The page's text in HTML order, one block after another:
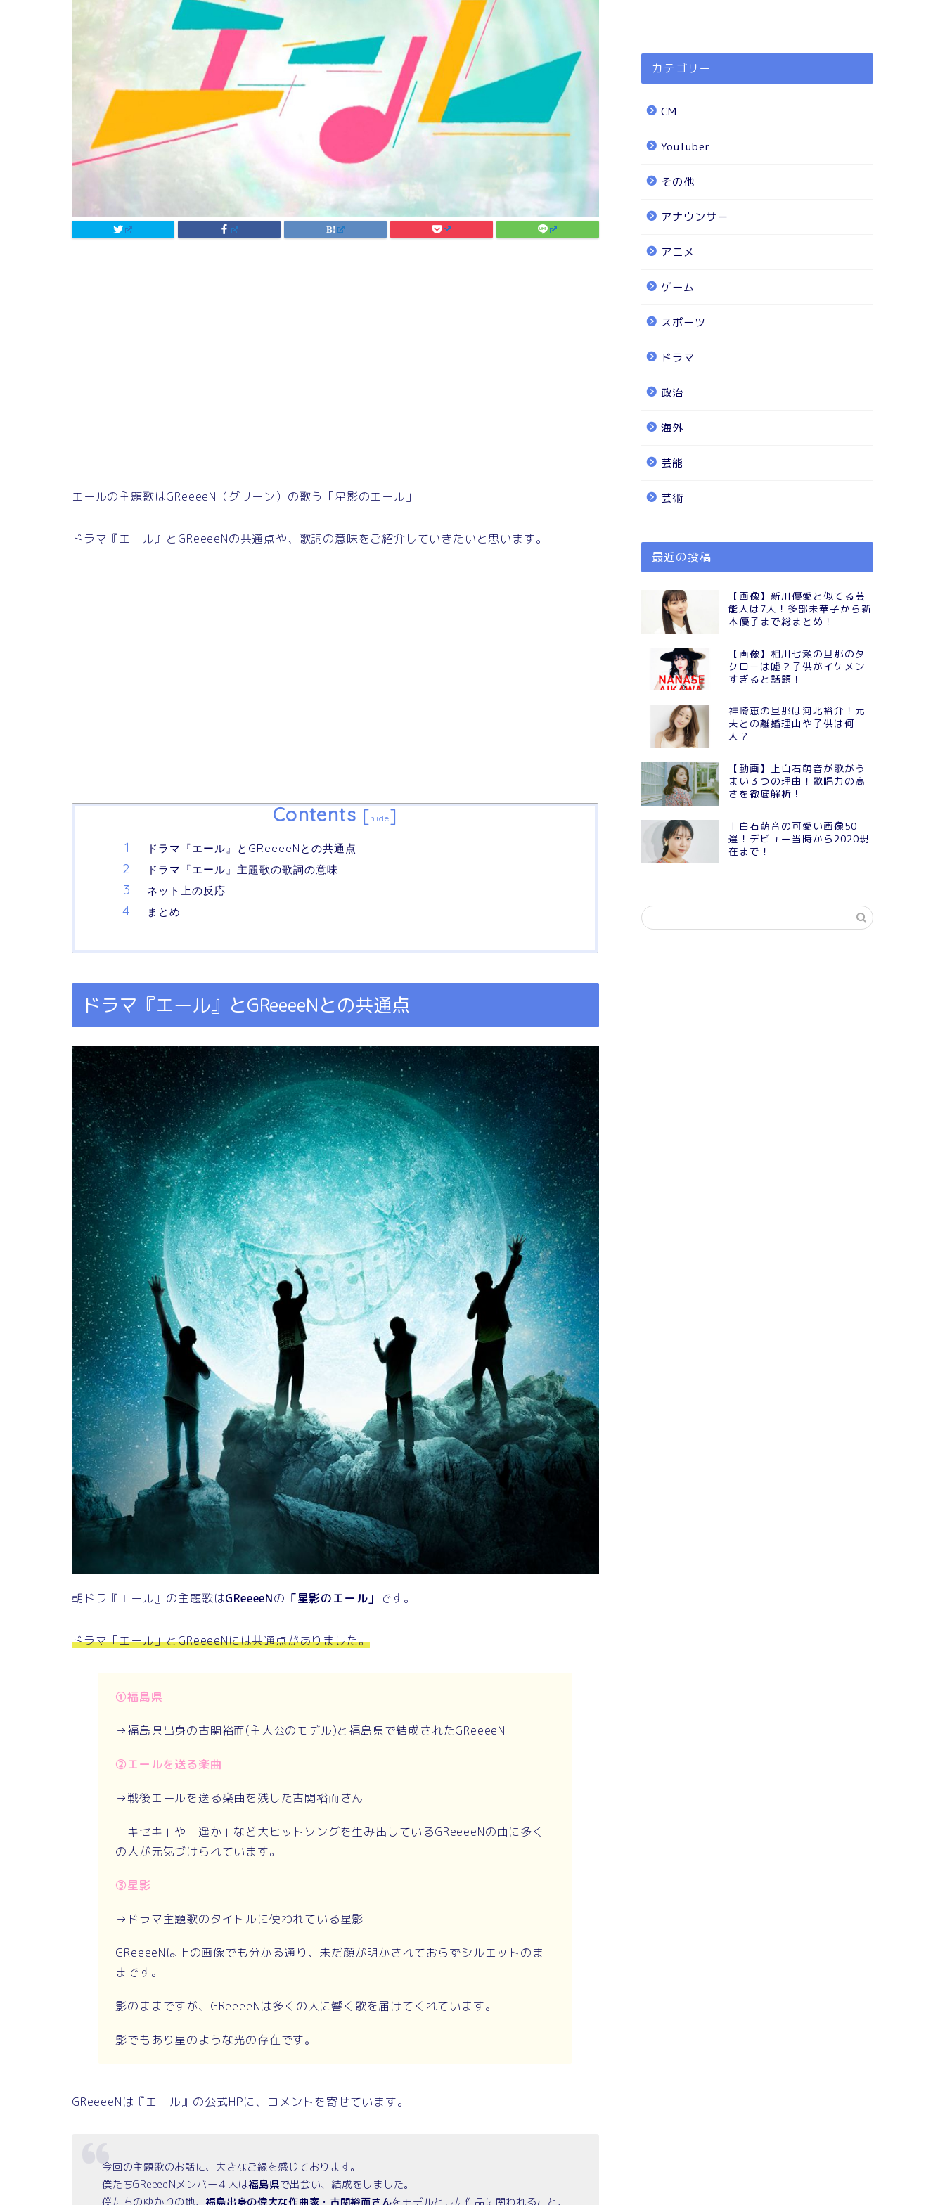
エールの主題歌はGReeeeN（グリーン）の歌う「星影のエール」
ドラマ『エール』とGReeeeNの共通点や、歌詞の意味をご紹介していきたいと思います。
Contents [hide]
ドラマ『エール』とGReeeeNとの共通点
ドラマ『エール』主題歌の歌詞の意味
ネット上の反応
まとめ
ドラマ『エール』とGReeeeNとの共通点
朝ドラ『エール』の主題歌はGReeeeNの 「星影のエール」 です。
ドラマ「エール」とGReeeeNには共通点がありました。
①福島県
→福島県出身の古関裕而(主人公のモデル)と福島県で結成されたGReeeeN
②エールを送る楽曲
→戦後エールを送る楽曲を残した古関裕而さん
「キセキ」や「遥か」など大ヒットソングを生み出しているGReeeeNの曲に多く
の人が元気づけられています。
③星影
→ドラマ主題歌のタイトルに使われている星影
GReeeeNは上の画像でも分かる通り、未だ顔が明かされておらずシルエットのま
まです。
影のままですが、GReeeeNは多くの人に響く歌を届けてくれています。
影でもあり星のような光の存在です。
GReeeeNは『エール』の公式HPに、コメントを寄せています。
今回の主題歌のお話に、大きなご縁を感じております。
僕たちGReeeeNメンバー４人は福島県で出会い、結成をしました。
僕たちのゆかりの地、福島出身の偉大な作曲家・古関裕而さんをモデルとした作品に関われること、
カテゴリー
CM
YouTuber
その他
アナウンサー
アニメ
ゲーム
スポーツ
ドラマ
政治
海外
芸能
芸術
最近の投稿
【画像】新川優愛と似てる芸
能人は7人！多部未華子から新
木優子まで総まとめ！
【画像】相川七瀬の旦那のタ
クローは嘘？子供がイケメン
すぎると話題！
神崎恵の旦那は河北裕介！元
夫との離婚理由や子供は何
人？
【動画】上白石萌音が歌がう
まい３つの理由！歌唱力の高
さを徹底解析！
上白石萌音の可愛い画像50
選！デビュー当時から2020現
在まで！